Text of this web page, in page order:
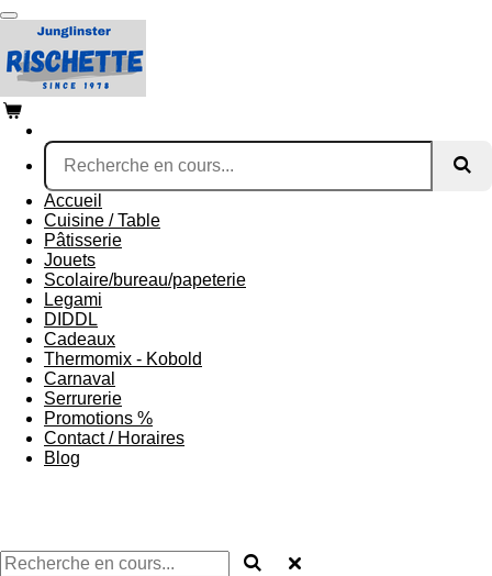
Passer
contenu
principal
Accueil
Cuisine / Table
Pâtisserie
Jouets
Scolaire/bureau/papeterie
Legami
DIDDL
Cadeaux
Thermomix - Kobold
Carnaval
Serrurerie
Promotions %
Contact / Horaires
Blog